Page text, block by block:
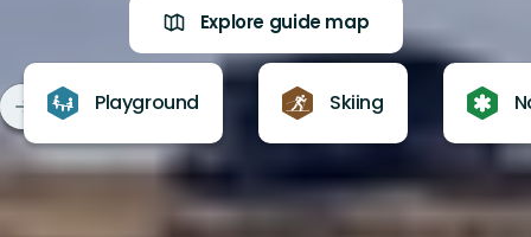
Explore guide map
Playground Skiing